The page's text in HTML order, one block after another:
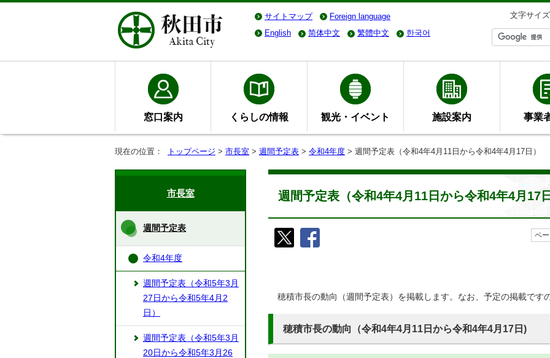
サイトマップ Foreign language 文字サイズ
English
简体中文 繁體中文 한국어
窓口案内 くらしの情報 観光・イベント 施設案内 事業
現在の位置： トップページ > 市長室 > 週間予定表 > 令和4年度 > 週間予定表（令和4年4月11日から令和4年4月17日）
週間予定表（令和4年4月11日から令和4年4月17日
ペ
穂積市長の動向（週間予定表）を掲載します。なお、予定の掲載です
穂積市長の動向（令和4年4月11日から令和4年4月17日)
市長室
週間予定表
令和4年度
週間予定表（令和5年3月
27日から令和5年4月2
日）
週間予定表（令和5年3月
20日から令和5年3月26